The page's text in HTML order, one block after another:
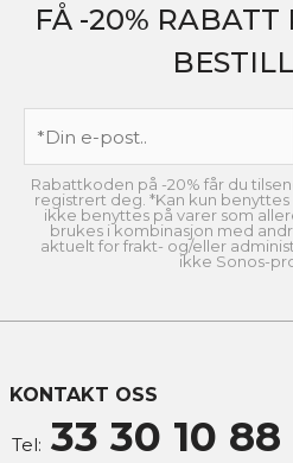
FÅ -20% RABATT
Rabattkoden på -20% får du
registrert deg. *Kan kun
ikke benyttes på varer som
brukes i kombinasjon med
aktuelt for frakt- og/eller
ikke Sonos-
KONTAKT OSS
Tel: 33 30 10 88